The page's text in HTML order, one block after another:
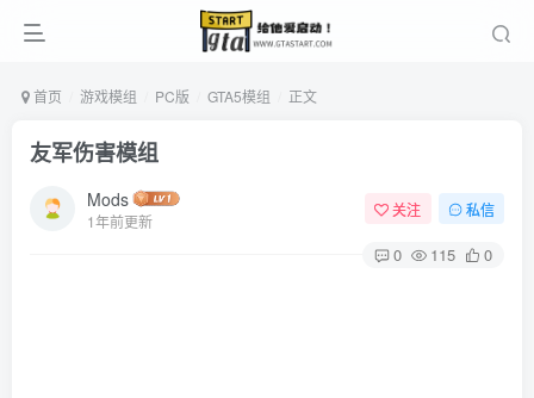
首页 游戏模组 PC版 GTA5模组 正文
友军伤害模组
Mods
1年前更新
关注 私信
0 115 0